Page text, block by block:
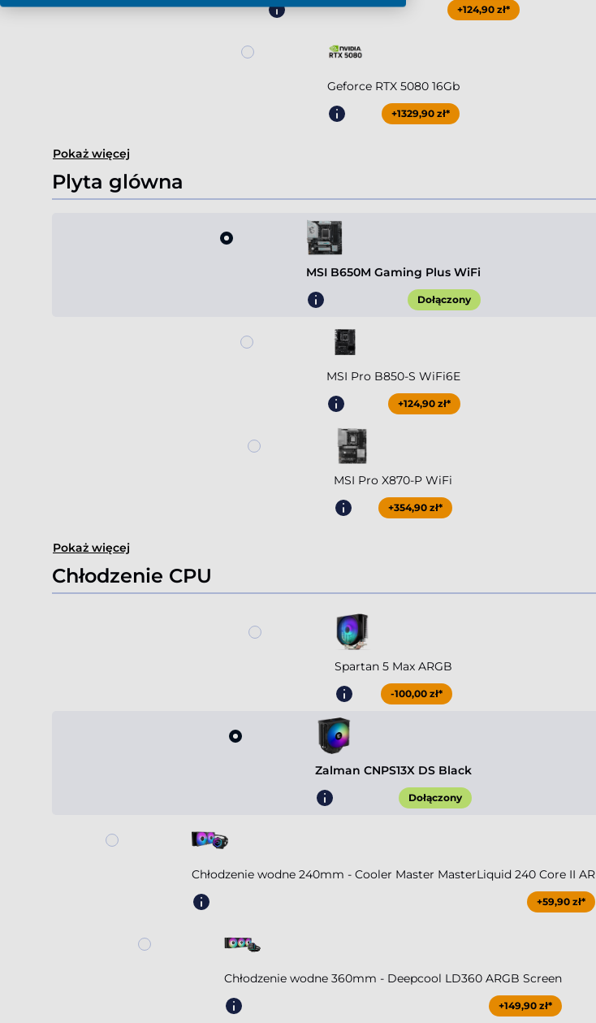
+124,90 zł*
Geforce RTX 5080 16Gb
+1329,90 zł*
Pokaż więcej
Plyta glówna
MSI B650M Gaming Plus WiFi
Dołączony
MSI Pro B850-S WiFi6E
+124,90 zł*
MSI Pro X870-P WiFi
+354,90 zł*
Pokaż więcej
Chłodzenie CPU
Spartan 5 Max ARGB
-100,00 zł*
Zalman CNPS13X DS Black
Dołączony
Chłodzenie wodne 240mm - Cooler Master MasterLiquid 240 Core II AR
+59,90 zł*
Chłodzenie wodne 360mm - Deepcool LD360 ARGB Screen
+149,90 zł*